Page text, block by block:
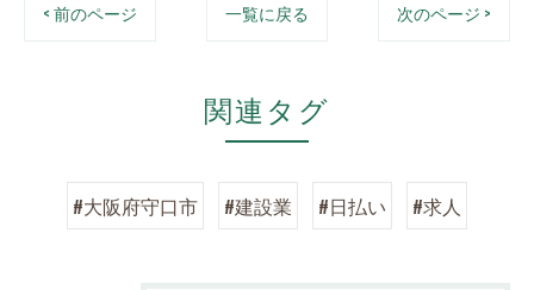
< 前のページ 一覧に戻る 次のページ >
関連タグ
#大阪府守口市 #建設業 #日払い #求人